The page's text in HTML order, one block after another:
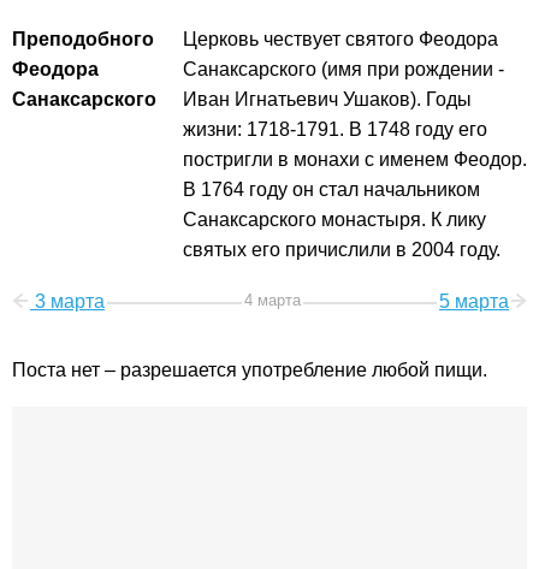
Преподобного
Феодора
Санаксарского
Церковь чествует святого Феодора
Санаксарского (имя при рождении -
Иван Игнатьевич Ушаков). Годы
жизни: 1718-1791. В 1748 году его
постригли в монахи с именем Феодор.
В 1764 году он стал начальником
Санаксарского монастыря. К лику
святых его причислили в 2004 году.
3 марта 4 марта 5 марта
Поста нет – разрешается употребление любой пищи.